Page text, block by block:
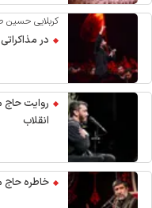
کربلایی حسین
در مذاکراتی
روایت حاج
انقلاب
خاطره حاج